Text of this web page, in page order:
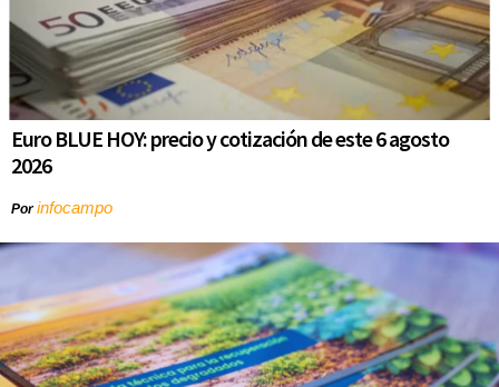
Euro BLUE HOY: precio y cotización de este 6 agosto
2026
Porinfocampo